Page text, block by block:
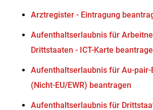
Arztregister - Eintragung
Aufenthaltserlaubnis für
Drittstaaten - ICT-Karte
Aufenthaltserlaubnis für Au-
(Nicht-EU/EWR) beantragen
Aufenthaltserlaubnis für